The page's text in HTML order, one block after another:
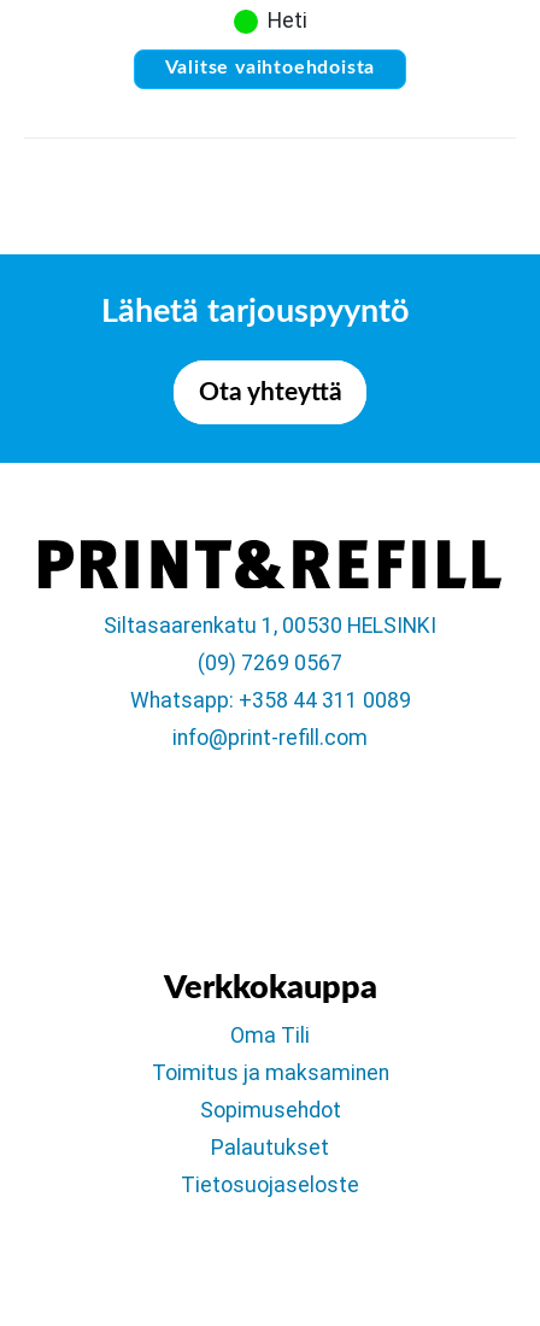
Heti
Valitse vaihtoehdoista
Lähetä tarjouspyyntö
Ota yhteyttä
Siltasaarenkatu 1, 00530 HELSINKI
(09) 7269 0567
Whatsapp: +358 44 311 0089
info@print-refill.com
Verkkokauppa
Oma Tili
Toimitus ja maksaminen
Sopimusehdot
Palautukset
Tietosuojaseloste